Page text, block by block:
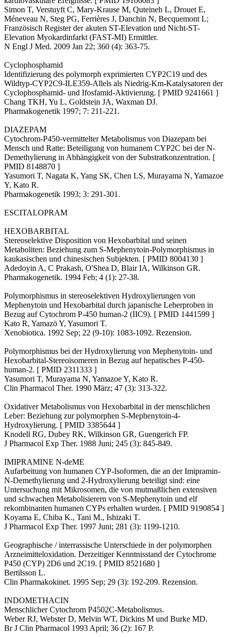
Simon T, Verstuyft C, Mary-Krause M, Quteineh L, Drouet E,
Méneveau N, Steg PG, Ferrières J, Danchin N, Becquemont L;
Französisch Register der akuten ST-Elevation und Nicht-ST-
Elevation Myokardinfarkt (FAST-MI) Ermittler.
N Engl J Med. 2009 Jan 22; 360 (4): 363-75.
Cyclophosphamid
Identifizierung des polymorph exprimierten CYP2C19 und des
Wildtyp-CYP2C9-ILE359-Allels als Niedrig-Km-Katalysatoren der
Cyclophosphamid- und Ifosfamid-Aktivierung. [ PMID 9241661 ]
Chang TKH, Yu L, Goldstein JA, Waxman DJ.
Pharmakogenetik 1997; 7: 211-221.
DIAZEPAM
Cytochrom-P450-vermittelter Metabolismus von Diazepam bei
Mensch und Ratte: Beteiligung von humanem CYP2C bei der N-
Demethylierung in Abhängigkeit von der Substratkonzentration. [
PMID 8148870 ]
Yasumori T, Nagata K, Yang SK, Chen LS, Murayama N, Yamazoe
Y, Kato R.
Pharmakogenetik 1993; 3: 291-301.
ESCITALOPRAM
HEXOBARBITAL
Stereoselektive Disposition von Hexobarbital und seinen
Metaboliten: Beziehung zum S-Mephenytoin-Polymorphismus in
kaukasischen und chinesischen Subjekten. [ PMID 8004130 ]
Adedoyin A, C Prakash, O'Shea D, Blair IA, Wilkinson GR.
Pharmakogenetik. 1994 Feb; 4 (1): 27-38.
Polymorphismus in stereoselektiven Hydroxylierungen von
Mephenytoin und Hexobarbital durch japanische Leberproben in
Bezug auf Cytochrom P-450 human-2 (IIC9). [ PMID 1441599 ]
Kato R, Yamazö Y, Yasumori T.
Xenobiotica. 1992 Sep; 22 (9-10): 1083-1092. Rezension.
Polymorphismus bei der Hydroxylierung von Mephenytoin- und
Hexobarbital-Stereoisomeren in Bezug auf hepatisches P-450-
human-2. [ PMID 2311333 ]
Yasumori T, Murayama N, Yamazoe Y, Kato R.
Clin Pharmacol Ther. 1990 März; 47 (3): 313-322.
Oxidativer Metabolismus von Hexobarbital in der menschlichen
Leber: Beziehung zur polymorphen S-Mephenytoin-4-
Hydroxylierung. [ PMID 3385644 ]
Knodell RG, Dubey RK, Wilkinson GR, Guengerich FP.
J Pharmacol Exp Ther. 1988 Juni; 245 (3): 845-849.
IMIPRAMINE N-deME
Aufarbeitung von humanen CYP-Isoformen, die an der Imipramin-
N-Demethylierung und 2-Hydroxylierung beteiligt sind: eine
Untersuchung mit Mikrosomen, die von mutmaßlichen extensiven
und schwachen Metabolisierern von S-Mephenytoin und elf
rekombinanten humanen CYPs erhalten wurden. [ PMID 9190854 ]
Koyama E, Chiba K., Tani M., Ishizaki T.
J Pharmacol Exp Ther. 1997 Juni; 281 (3): 1199-1210.
Geographische / interrassische Unterschiede in der polymorphen
Arzneimitteloxidation. Derzeitiger Kenntnisstand der Cytochrome
P450 (CYP) 2D6 und 2C19. [ PMID 8521680 ]
Bertilsson L.
Clin Pharmakokinet. 1995 Sep; 29 (3): 192-209. Rezension.
INDOMETHACIN
Menschlicher Cytochrom P4502C-Metabolismus.
Weber RJ, Webster D, Melvin WT, Dickins M und Burke MD.
Br J Clin Pharmacol 1993 April; 36 (2): 167 P.